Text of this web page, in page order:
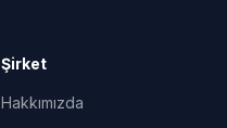
Şirket
Hakkımızda